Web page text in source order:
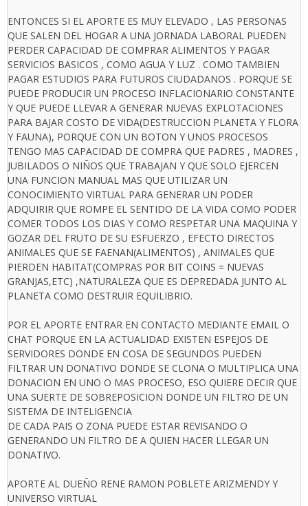
ENTONCES SI EL APORTE ES MUY ELEVADO , LAS PERSONAS
QUE SALEN DEL HOGAR A UNA JORNADA LABORAL PUEDEN
PERDER CAPACIDAD DE COMPRAR ALIMENTOS Y PAGAR
SERVICIOS BASICOS , COMO AGUA Y LUZ . COMO TAMBIEN
PAGAR ESTUDIOS PARA FUTUROS CIUDADANOS . PORQUE SE
PUEDE PRODUCIR UN PROCESO INFLACIONARIO CONSTANTE
Y QUE PUEDE LLEVAR A GENERAR NUEVAS EXPLOTACIONES
PARA BAJAR COSTO DE VIDA(DESTRUCCION PLANETA Y FLORA
Y FAUNA), PORQUE CON UN BOTON Y UNOS PROCESOS
TENGO MAS CAPACIDAD DE COMPRA QUE PADRES , MADRES ,
JUBILADOS O NIÑOS QUE TRABAJAN Y QUE SOLO EJERCEN
UNA FUNCION MANUAL MAS QUE UTILIZAR UN
CONOCIMIENTO VIRTUAL PARA GENERAR UN PODER
ADQUIRIR QUE ROMPE EL SENTIDO DE LA VIDA COMO PODER
COMER TODOS LOS DIAS Y COMO RESPETAR UNA MAQUINA Y
GOZAR DEL FRUTO DE SU ESFUERZO , EFECTO DIRECTOS
ANIMALES QUE SE FAENAN(ALIMENTOS) , ANIMALES QUE
PIERDEN HABITAT(COMPRAS POR BIT COINS = NUEVAS
GRANJAS,ETC) ,NATURALEZA QUE ES DEPREDADA JUNTO AL
PLANETA COMO DESTRUIR EQUILIBRIO.
POR EL APORTE ENTRAR EN CONTACTO MEDIANTE EMAIL O
CHAT PORQUE EN LA ACTUALIDAD EXISTEN ESPEJOS DE
SERVIDORES DONDE EN COSA DE SEGUNDOS PUEDEN
FILTRAR UN DONATIVO DONDE SE CLONA O MULTIPLICA UNA
DONACION EN UNO O MAS PROCESO, ESO QUIERE DECIR QUE
UNA SUERTE DE SOBREPOSICION DONDE UN FILTRO DE UN
SISTEMA DE INTELIGENCIA
DE CADA PAIS O ZONA PUEDE ESTAR REVISANDO O
GENERANDO UN FILTRO DE A QUIEN HACER LLEGAR UN
DONATIVO.
APORTE AL DUEÑO RENE RAMON POBLETE ARIZMENDY Y
UNIVERSO VIRTUAL